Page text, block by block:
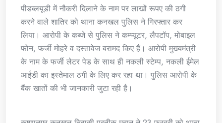
पीडब्लयूडी में नौकरी दिलाने के नाम पर लाखों रूपए की ठगी
करने वाले शातिर को थाना कनखल पुलिस ने गिरफ्तार कर
लिया। आरोपी के कब्जे से पुलिस ने कम्प्यूटर, लैपटॉप, मोबाइल
फोन, फर्जी मोहरे व दस्तावेज बरामद किए हैं। आरोपी मुख्यमंत्री
के नाम के फर्जी लेटर पेड के साथ ही नकली स्टेम्प, नकली ईमेल
आईडी का इस्तेमाल ठगी के लिए कर रहा था। पुलिस आरोपी के
बैंक खातों की भी जानकारी जुटा रही है।